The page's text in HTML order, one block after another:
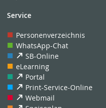
Service
Personenverzeichnis
WhatsApp-Chat
SB-Online
eLearning
Portal
Print-Service-Online
Webmail